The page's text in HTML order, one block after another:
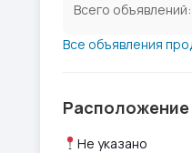
Всего объявлений:
Все объявления
Расположение
Не указано